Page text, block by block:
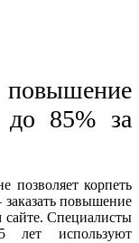
до 85% за
позволяет корпеть
повышение
сайте. Специалисты
лет используют